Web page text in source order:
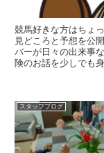
競馬好きな方はちょ
見どころと予想を公
バーが日々の出来事
険のお話を少しでも
スタッフブログ